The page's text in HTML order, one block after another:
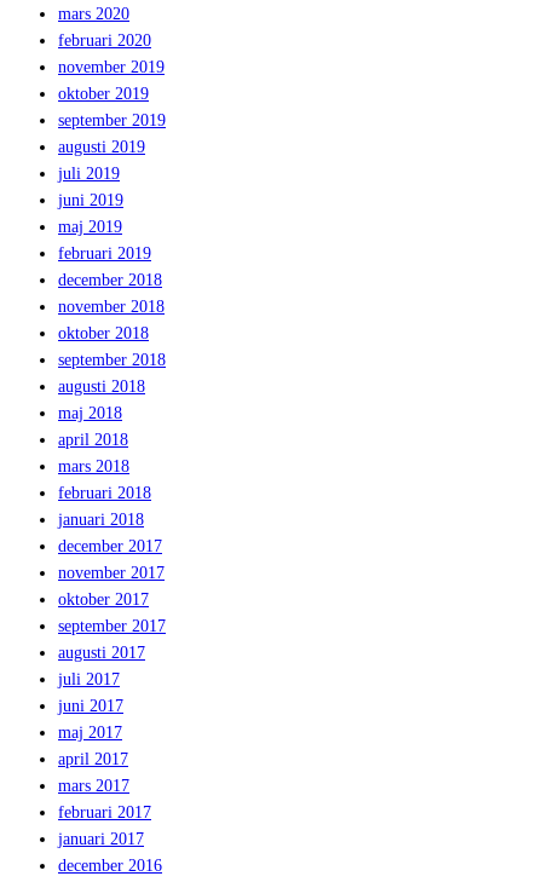
mars 2020
februari 2020
november 2019
oktober 2019
september 2019
augusti 2019
juli 2019
juni 2019
maj 2019
februari 2019
december 2018
november 2018
oktober 2018
september 2018
augusti 2018
maj 2018
april 2018
mars 2018
februari 2018
januari 2018
december 2017
november 2017
oktober 2017
september 2017
augusti 2017
juli 2017
juni 2017
maj 2017
april 2017
mars 2017
februari 2017
januari 2017
december 2016